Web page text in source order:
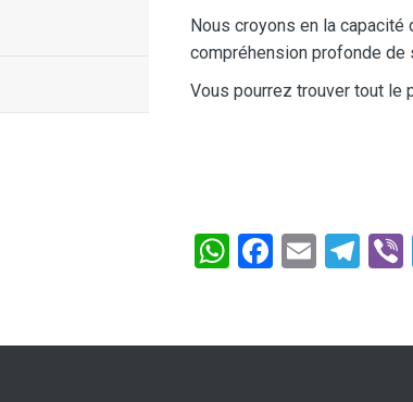
Nous croyons en la
compréhension profonde
Vous pourrez trouver tout le
W
s
F
b
E
T
gr